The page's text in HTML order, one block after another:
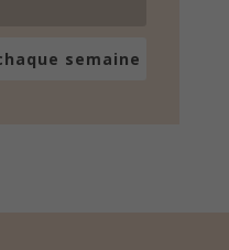
semaine